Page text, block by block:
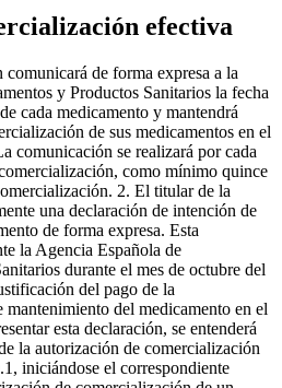
efectiva
de forma expresa a la
y Productos Sanitarios la fecha
cada medicamento y mantendrá
de sus medicamentos en el
comunicación se realizará por cada
como mínimo quince
2. El titular de la
una declaración de intención de
de forma expresa. Esta
la Agencia Española de
durante el mes de octubre del
del pago de la
mantenimiento del medicamento en el
esta declaración, se entenderá
la autorización de comercialización
iniciándose el correspondiente